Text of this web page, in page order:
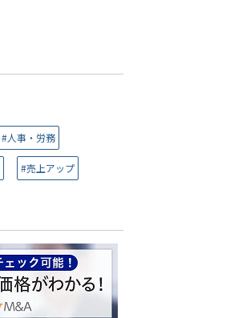
#人事・労務
#売上アップ